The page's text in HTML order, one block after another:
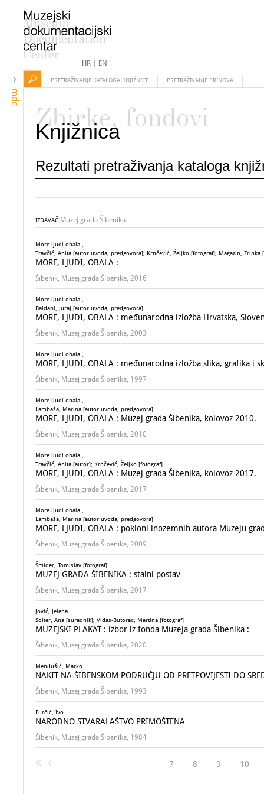
HR| EN
mdc
PRETRAŽIVANJE KATALOGA KNJIŽNICE PRETRAŽIVANJE PRINOVA
Zbirke, fondovi
Knjižnica
Rezultati pretraživanja kataloga
IZDAVAČ Muzej grada Šibenika
More ljudi obala ,
Travčić, Anita [autor uvoda, predgovora]; Krnčević, Željko [fotograf]; Magazin, Zrinka
MORE, LJUDI, OBALA :
Šibenik, Muzej grada Šibenika, 2016
More ljudi obala ,
Baldani, Juraj [autor uvoda, predgovora]
MORE, LJUDI, OBALA : međunarodna izložba Hrvatska,
Šibenik, Muzej grada Šibenika, 2003
More ljudi obala ,
MORE, LJUDI, OBALA : međunarodna izložba slika, grafika i
Šibenik, Muzej grada Šibenika, 1997
More ljudi obala ,
Lambaša, Marina [autor uvoda, predgovora]
MORE, LJUDI, OBALA : Muzej grada Šibenika, kolovoz 2010.
Šibenik, Muzej grada Šibenika, 2010
More ljudi obala ,
Travčić, Anita [autor]; Krnčević, Željko [fotograf]
MORE, LJUDI, OBALA : Muzej grada Šibenika, kolovoz 2017.
Šibenik, Muzej grada Šibenika, 2017
More ljudi obala ,
Lambaša, Marina [autor uvoda, predgovora]
MORE, LJUDI, OBALA : pokloni inozemnih autora Muzeju
Šibenik, Muzej grada Šibenika, 2009
Šmider, Tomislav [fotograf]
MUZEJ GRADA ŠIBENIKA : stalni postav
Šibenik, Muzej grada Šibenika, 2017
Jović, Jelena
Solter, Ana [suradnik]; Vidas-Butorac, Martina [fotograf]
MUZEJSKI PLAKAT : izbor iz fonda Muzeja grada Šibenika :
Šibenik, Muzej grada Šibenika, 2020
Menđušić, Marko
NAKIT NA ŠIBENSKOM PODRUČJU OD PRETPOVIJESTI DO
Šibenik, Muzej grada Šibenika, 1993
Furčić, Ivo
NARODNO STVARALAŠTVO PRIMOŠTENA
Šibenik, Muzej grada Šibenika, 1984
7 8 9 10